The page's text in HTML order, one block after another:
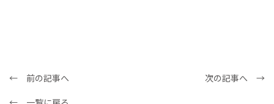
← 前の記事へ
次の記事へ →